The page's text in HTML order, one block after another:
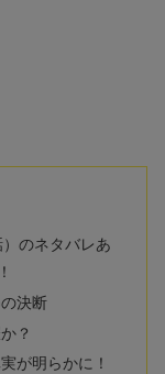
のネタバレあ
決断
？
が明らかに！